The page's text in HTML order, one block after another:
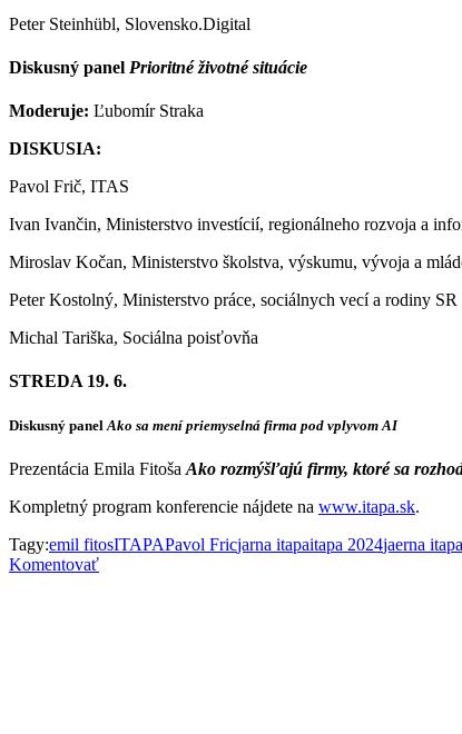
Peter Steinhübl, Slovensko.Digital
Diskusný panel Prioritné životné situácie
Moderuje: Ľubomír Straka
DISKUSIA:
Pavol Frič, ITAS
Ivan Ivančin, Ministerstvo investícií, regionálneho rozvoja a
Miroslav Kočan, Ministerstvo školstva, výskumu, vývoja a
Peter Kostolný, Ministerstvo práce, sociálnych vecí a rodiny SR
Michal Tariška, Sociálna poisťovňa
STREDA 19. 6.
Diskusný panel Ako sa mení priemyselná firma pod vplyvom AI
Prezentácia Emila Fitoša Ako rozmýšľajú firmy, ktoré sa
Kompletný program konferencie nájdete na www.itapa.sk.
Tagy:emil fitosITAPAPavol Fricjarna itapaitapa 2024jaerna
Komentovať